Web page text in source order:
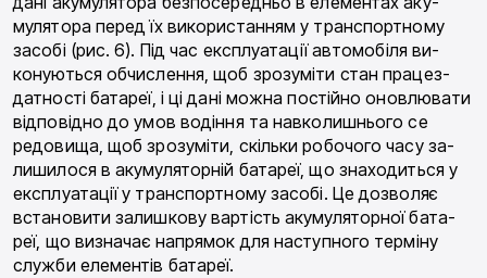
мулятора перед їх використанням у транспортному
засобі (рис. 6). Під час експлуатації автомобіля ви­
конуються обчислення, щоб зрозуміти стан працез­
датності батареї, і ці дані можна постійно оновлюва­ти
відповідно до умов водіння та навколишнього се
редовища, щоб зрозуміти, скільки робочого часу за­
лишилося в акумуляторній батареї, що знаходиться у
експлуатації у транспортному засобі. Це дозволяє
встановити залишкову вартість акумуляторної бата­
реї, що визначає напрямок для наступного терміну
служби елементів батареї.